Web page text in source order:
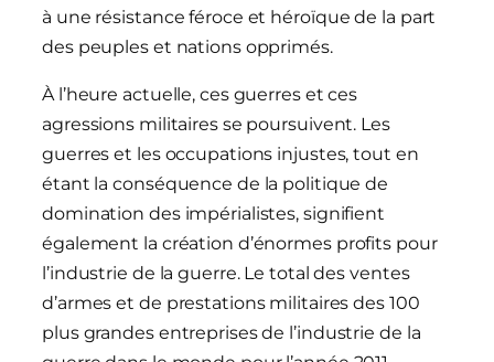
à une résistance féroce et héroïque de la part
des peuples et nations opprimés.
À l’heure actuelle, ces guerres et ces
agressions militaires se poursuivent. Les
guerres et les occupations injustes, tout en
étant la conséquence de la politique de
domination des impérialistes, signifient
également la création d’énormes profits pour
l’industrie de la guerre. Le total des ventes
d’armes et de prestations militaires des 100
plus grandes entreprises de l’industrie de la